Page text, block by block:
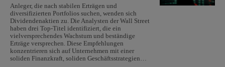
Anleger, die nach stabilen Erträgen und
diversifizierten Portfolios suchen, wenden sich
Dividendenaktien zu. Die Analysten der Wall Street
haben drei Top-Titel identifiziert, die ein
vielversprechendes Wachstum und beständige
Erträge versprechen. Diese Empfehlungen
konzentrieren sich auf Unternehmen mit einer
soliden Finanzkraft, soliden Geschäftsstrategien…